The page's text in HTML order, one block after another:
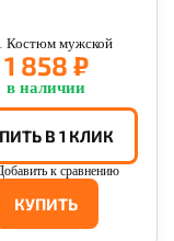
Костюм мужской
1 858 ₽
в наличии
КУПИТЬ
В 1 КЛИК
к сравнению